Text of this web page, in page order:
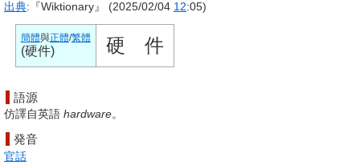
出典:『Wiktionary』 (2025/02/04 12:05)
簡體與正體/繁體
(硬件) 硬 件
語源
仿譯自英語 hardware。
発音
官話